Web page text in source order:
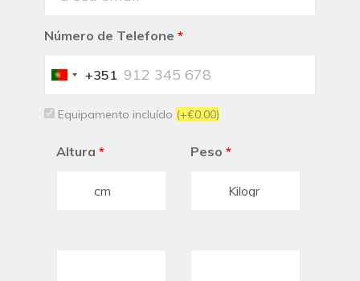
Número de Telefone *
Portugal
+351
Equipamento incluído (+€0.00)
Altura * Peso *